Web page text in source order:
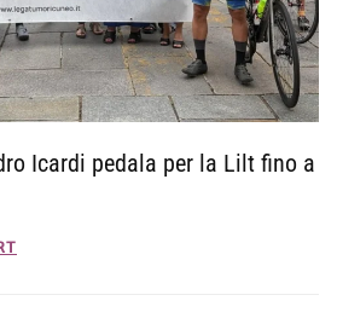
Icardi pedala per la Lilt fino a